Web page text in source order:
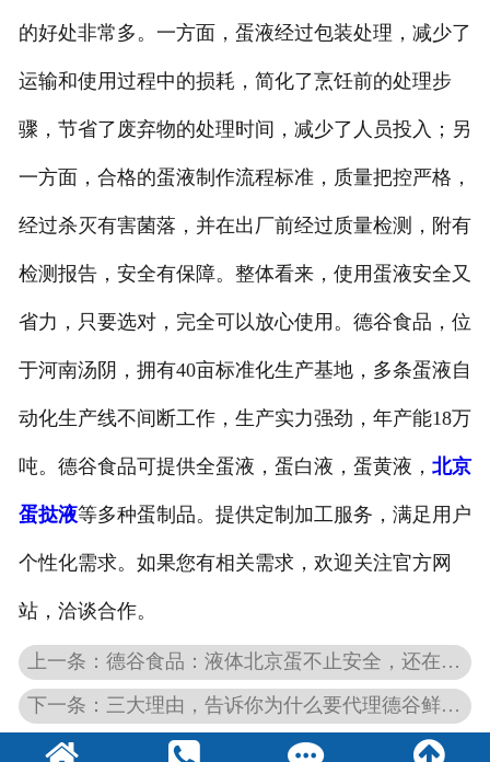
的好处非常多。一方面，蛋液经过包装处理，减少了
运输和使用过程中的损耗，简化了烹饪前的处理步
骤，节省了废弃物的处理时间，减少了人员投入；另
一方面，合格的蛋液制作流程标准，质量把控严格，
经过杀灭有害菌落，并在出厂前经过质量检测，附有
检测报告，安全有保障。整体看来，使用蛋液安全又
省力，只要选对，完全可以放心使用。德谷食品，位
于河南汤阴，拥有40亩标准化生产基地，多条蛋液自
动化生产线不间断工作，生产实力强劲，年产能18万
吨。德谷食品可提供全蛋液，蛋白液，蛋黄液， 北京
蛋挞液等多种蛋制品。提供定制加工服务，满足用户
个性化需求。如果您有相关需求，欢迎关注官方网
站，洽谈合作。
上一条：德谷食品：液体北京蛋不止安全，还在这些方面帮您省心
下一条：三大理由，告诉你为什么要代理德谷鲜北京蛋液